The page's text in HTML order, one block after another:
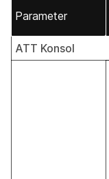
Parameter
ATT Konsol